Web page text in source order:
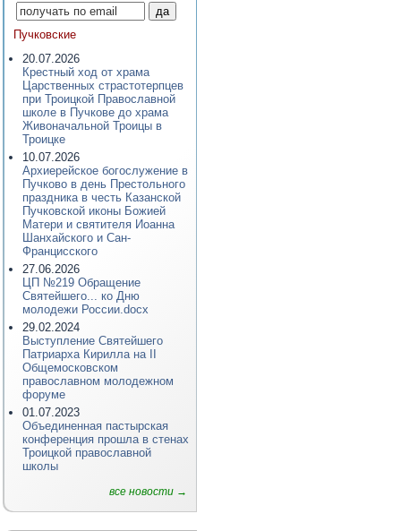
Пучковские
20.07.2026
Крестный ход от храма
Царственных страстотерпцев
при Троицкой Православной
школе в Пучкове до храма
Живоначальной Троицы в
Троицке
10.07.2026
Архиерейское богослужение в
Пучково в день Престольного
праздника в честь Казанской
Пучковской иконы Божией
Матери и святителя Иоанна
Шанхайского и Сан-
Францисского
27.06.2026
ЦП №219 Обращение
Святейшего... ко Дню
молодежи России.docx
29.02.2024
Выступление Святейшего
Патриарха Кирилла на II
Общемосковском
православном молодежном
форуме
01.07.2023
Объединенная пастырская
конференция прошла в стенах
Троицкой православной
школы
все новости →